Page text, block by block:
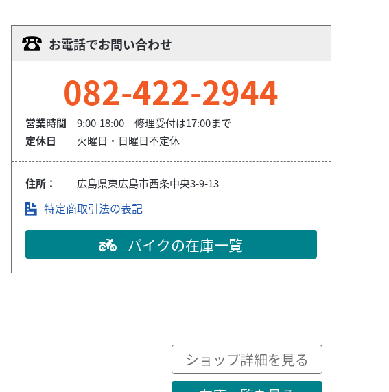
お電話でお問い合わせ
082-422-2944
営業時間
9:00-18:00 修理受付は17:00まで
定休日
火曜日・日曜日不定休
住所： 広島県東広島市西条中央3-9-13
特定商取引法の表記
バイクの在庫一覧
ショップ詳細を見る